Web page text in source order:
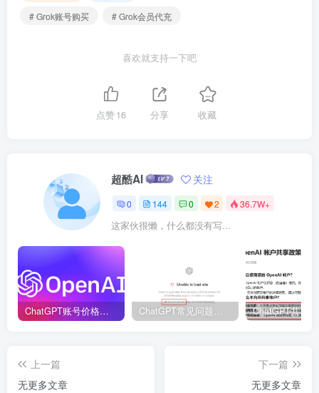
# Grok账号购买
# Grok会员代充
喜欢就支持一下吧
点赞16 分享 收藏
超酷AI 关注
0 144 0 2 36.7W+
这家伙很懒，什么都没有写...
ChatGPT账号价格表_ChatGPT账号购买！ ChatGPT常见问题解决方法汇总，持续提供更新，建议收藏！
上一篇
无更多文章
下一篇
无更多文章